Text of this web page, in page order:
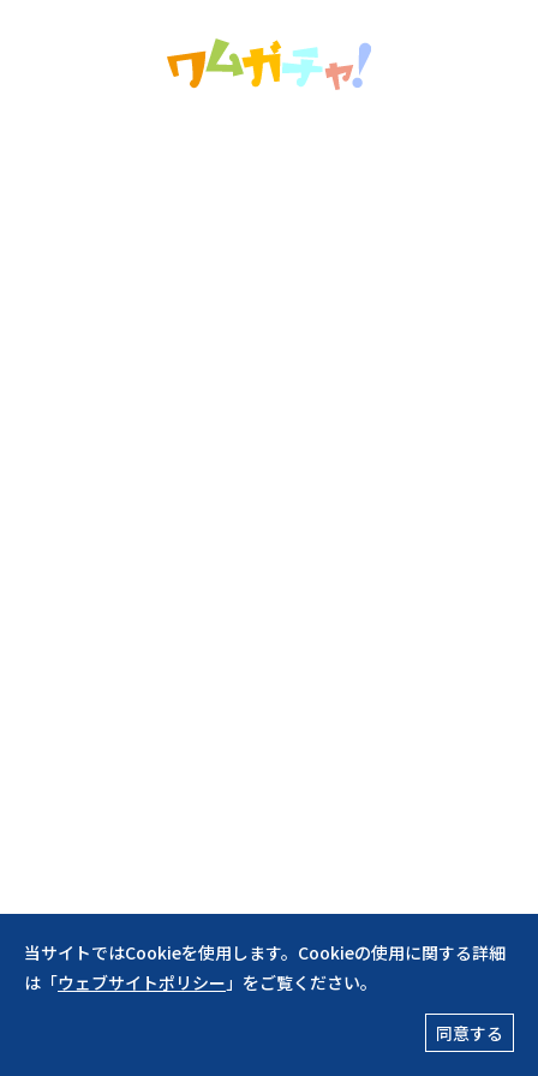
同意する
当サイトではCookieを使用します。Cookieの使用に関する詳細
は「ウェブサイトポリシー」をご覧ください。